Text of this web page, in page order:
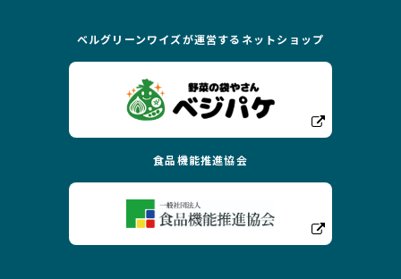
ベルグリーンワイズが運営する ネットショップ
食品機能推進協会